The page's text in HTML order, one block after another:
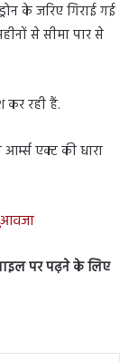
के जरिए गिराई गई
से सीमा पार से
रही हैं.
एक्ट की धारा
पर पढ़ने के लिए